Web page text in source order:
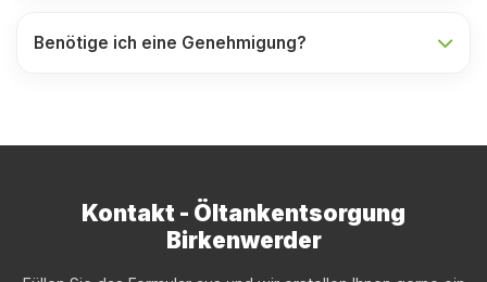
Benötige ich eine Genehmigung?
Kontakt - Öltankentsorgung
Birkenwerder